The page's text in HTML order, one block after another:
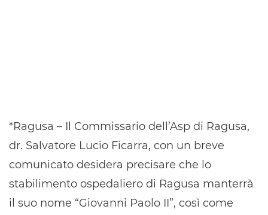
*Ragusa – Il Commissario dell’Asp di Ragusa,
dr. Salvatore Lucio Ficarra, con un breve
comunicato desidera precisare che lo
stabilimento ospedaliero di Ragusa manterrà
il suo nome “Giovanni Paolo II”, così come